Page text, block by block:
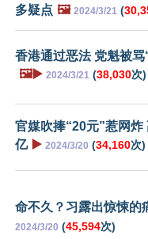
多疑点 🖼️ 2024/3/21 (
香港通过恶法 党魁被骂
🖼️▶️ 2024/3/21 (38,030次)
官媒吹捧“20元”惹网
亿 ▶️ 2024/3/20 (34,160次)
命不久？习露出惊悚的
2024/3/20 (45,594次)